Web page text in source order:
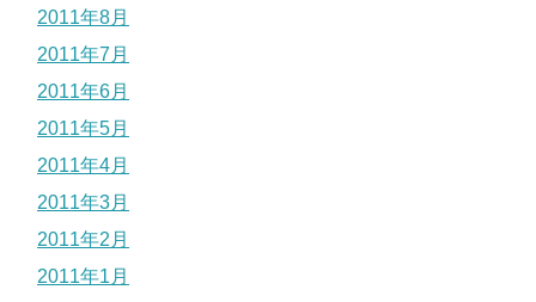
2011年8月
2011年7月
2011年6月
2011年5月
2011年4月
2011年3月
2011年2月
2011年1月